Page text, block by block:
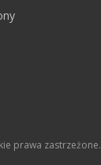
prawa zastrzeżone.